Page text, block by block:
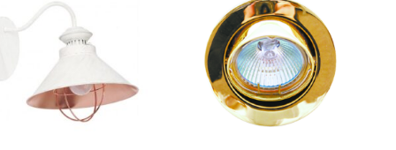
við á
óskalista